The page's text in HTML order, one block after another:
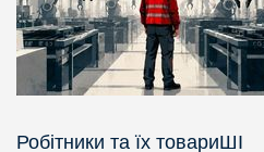
Робітники та їх товариШІ